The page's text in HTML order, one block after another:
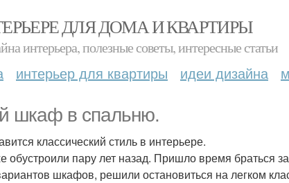
ДЛЯ ДОМА И КВАРТИРЫ
интерьера, полезные советы, интересные статьи
интерьер для квартиры идеи дизайна
шкаф в спальню.
классический стиль в интерьере.
обустроили пару лет назад. Пришло время браться
шкафов, решили остановиться на легком